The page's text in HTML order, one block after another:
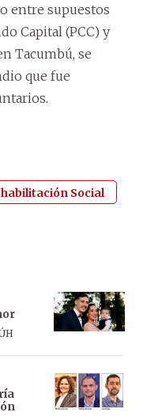
entre supuestos
Capital (PCC) y
Tacumbú, se
que fue
Social